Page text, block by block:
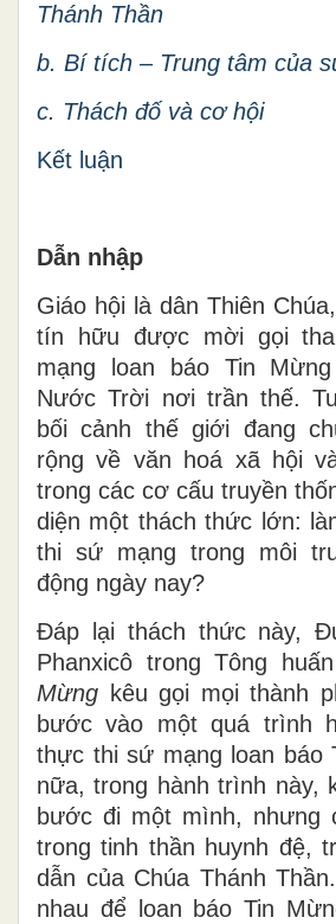
Thánh Thần
b. Bí tích – Trung tâm của
c. Thách đố và cơ hội
Kết luận
Dẫn nhập
Giáo hội là dân Thiên
tín hữu được mời gọi
mạng loan báo Tin
Nước Trời nơi trần thế.
bối cảnh thế giới đang
rộng về văn hoá xã hội
trong các cơ cấu truyền
diện một thách thức lớn:
thi sứ mạng trong môi
động ngày nay?
Đáp lại thách thức này,
Phanxicô trong Tông huấn
Mừng kêu gọi mọi thành
bước vào một quá trình
thực thi sứ mạng loan báo
nữa, trong hành trình này,
bước đi một mình, nhưng
trong tinh thần huynh đệ,
dẫn của Chúa Thánh
nhau để loan báo Tin